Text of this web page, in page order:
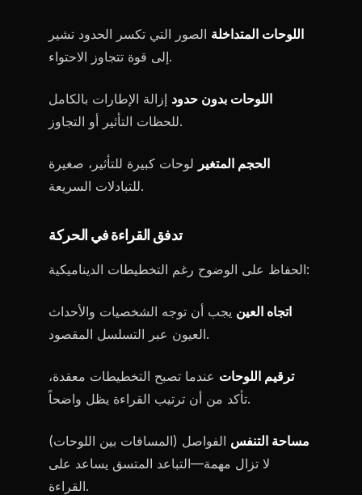
اللوحات المتداخلة الصور التي تكسر الحدود تشير
إلى قوة تتجاوز الاحتواء.
اللوحات بدون حدود إزالة الإطارات بالكامل
للحظات التأثير أو التجاوز.
الحجم المتغير لوحات كبيرة للتأثير، صغيرة
للتبادلات السريعة.
تدفق القراءة في الحركة
الحفاظ على الوضوح رغم التخطيطات الديناميكية:
اتجاه العين يجب أن توجه الشخصيات والأحداث
العيون عبر التسلسل المقصود.
ترقيم اللوحات عندما تصبح التخطيطات معقدة،
تأكد من أن ترتيب القراءة يظل واضحاً.
مساحة التنفس الفواصل (المسافات بين اللوحات)
لا تزال مهمة—التباعد المتسق يساعد على
القراءة.